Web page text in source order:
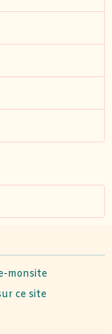
monsite
ce site